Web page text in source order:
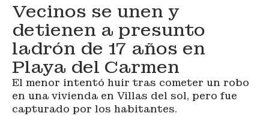
Vecinos se unen y
detienen a presunto
ladrón de 17 años en
Playa del Carmen
El menor intentó huir tras cometer un robo
en una vivienda en Villas del sol, pero fue
capturado por los habitantes.